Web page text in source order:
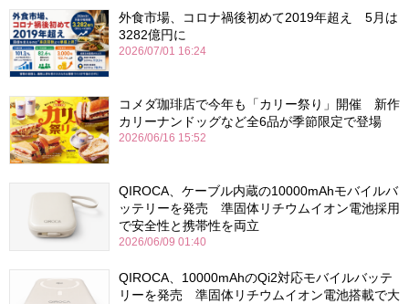
外食市場、コロナ禍後初めて2019年超え 5月は
3282億円に
2026/07/01 16:24
コメダ珈琲店で今年も「カリー祭り」開催 新作
カリーナンドッグなど全6品が季節限定で登場
2026/06/16 15:52
QIROCA、ケーブル内蔵の10000mAhモバイルバ
ッテリーを発売 準固体リチウムイオン電池採用
で安全性と携帯性を両立
2026/06/09 01:40
QIROCA、10000mAhのQi2対応モバイルバッテ
リーを発売 準固体リチウムイオン電池搭載で大